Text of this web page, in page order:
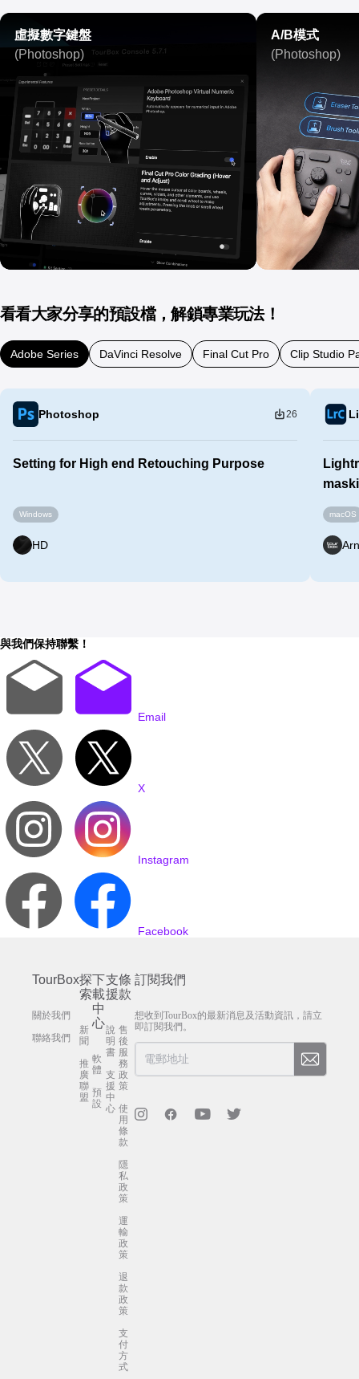
虛擬數字鍵盤
(Photoshop)
A/B模式
(Photoshop)
看看大家分享的預設檔，解鎖專業玩法！
Adobe Series DaVinci Resolve Final Cut Pro Clip Studio
Photoshop 26
Setting for High end Retouching Purpose
Windows
HD
macOS
與我們保持聯繫！
Email
X
Instagram
Facebook
TourBox
關於我們
聯絡我們
探
索
新
聞
推
廣
聯
盟
下
載
中
心
軟
體
預
設
支
援
說
明
書
支
援
中
心
條
款
售
後
服
務
政
策
使
用
條
款
隱
私
政
策
運
輸
政
策
退
款
政
策
支
付
方
式
訂閱我們
想收到TourBox的最新消息及活動資訊，請立
即訂閱我們。